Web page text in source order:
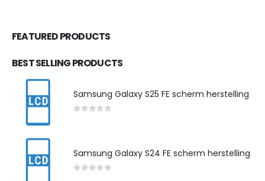
FEATURED PRODUCTS
BEST SELLING PRODUCTS
Samsung Galaxy S25 FE scherm herstelling
Samsung Galaxy S24 FE scherm herstelling